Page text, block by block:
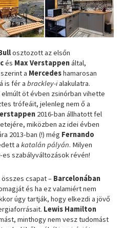
osztozott az elsőn
és Max Verstappenáltal,
a Mercedeshamarosan
is fér abrackley-ialakulatra.
elmúlt öt évben zsinórban vihette
trófeáit, jelenleg nem ő a
2016-ban állhatott fel
miközben az idei évben
2013-ban (!) még Fernando
akatalán pályán. Milyen
szabályváltozások révén!
csapat – Barcelonában
és ha ez valamiért nem
úgy tartják, hogy elkezdi a jövő
Lewis Hamilton
minthogy nem vesz tudomást